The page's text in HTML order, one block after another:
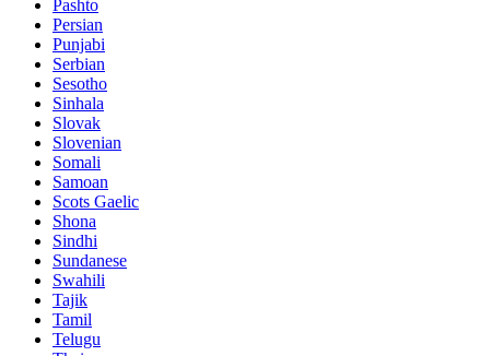
Pashto
Persian
Punjabi
Serbian
Sesotho
Sinhala
Slovak
Slovenian
Somali
Samoan
Scots Gaelic
Shona
Sindhi
Sundanese
Swahili
Tajik
Tamil
Telugu